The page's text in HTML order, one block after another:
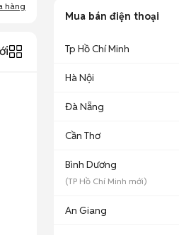
hàng
Mua bán điện thoại
Tp Hồ Chí Minh
Hà Nội
Đà Nẵng
Cần Thơ
Bình Dương
(TP Hồ Chí Minh mới)
An Giang